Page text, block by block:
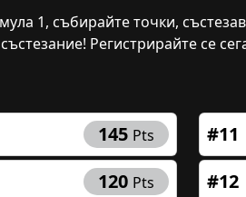
1, събирайте точки,
Регистрирайте се
145 Pts
120 Pts
#11
#12